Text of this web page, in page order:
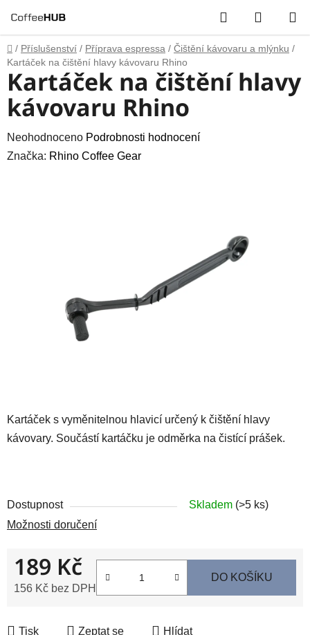
na
obsah
Hledat
KOŠÍK
Domů
/ Příslušenství / Příprava espressa / Čištění kávovaru a mlýnku /
Kartáček na čištění hlavy kávovaru Rhino
Kartáček s vyměnitelnou hlavicí určený k čištění hlavy
kávovary. Součástí kartáčku je odměrka na čistící prášek.
Dostupnost Skladem (>5 ks)
Možnosti doručení
189 Kč
156 Kč bez DPH
DO KOŠÍKU
Tisk Zeptat se Hlídat
Kartáček na čištění hlavy
kávovaru Rhino
Průměrné
hodnocení
Neohodnoceno Podrobnosti hodnocení
Značka: Rhino Coffee Gear